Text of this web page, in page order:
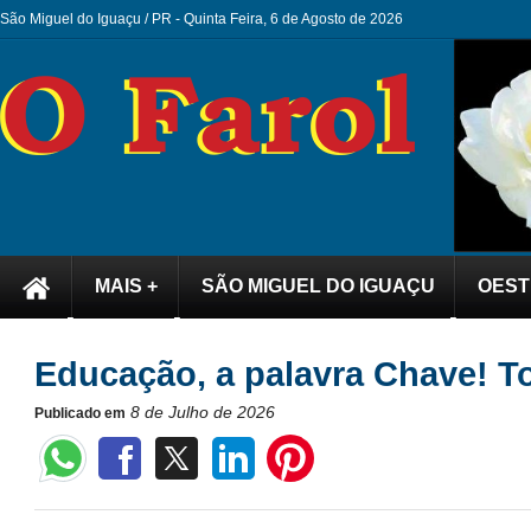
São Miguel do Iguaçu / PR - Quinta Feira, 6 de Agosto de 2026
MAIS + SÃO MIGUEL DO IGUAÇU
Educação, a palavra Chave!
Publicado em 8 de Julho de 2026